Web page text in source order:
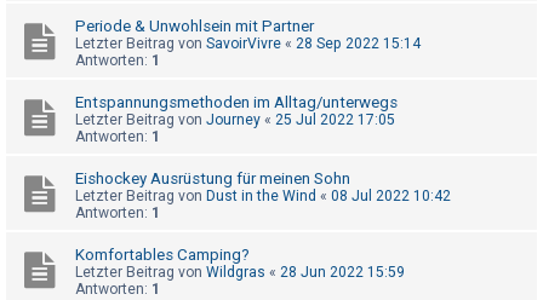
e
t
T
h
e
m
Periode & Unwohlsein mit Partner
Letzter Beitrag von SavoirVivre « 28 Sep 2022 15:14
Antworten: 1
Entspannungsmethoden im Alltag/unterwegs
Letzter Beitrag von Journey « 25 Jul 2022 17:05
Antworten: 1
Eishockey Ausrüstung für meinen Sohn
Letzter Beitrag von Dust in the Wind « 08 Jul 2022 10:42
Antworten: 1
Komfortables Camping?
Letzter Beitrag von Wildgras « 28 Jun 2022 15:59
Antworten: 1